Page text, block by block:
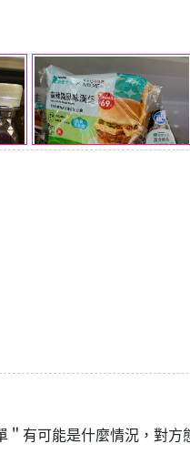
有可能是什麼情況，對